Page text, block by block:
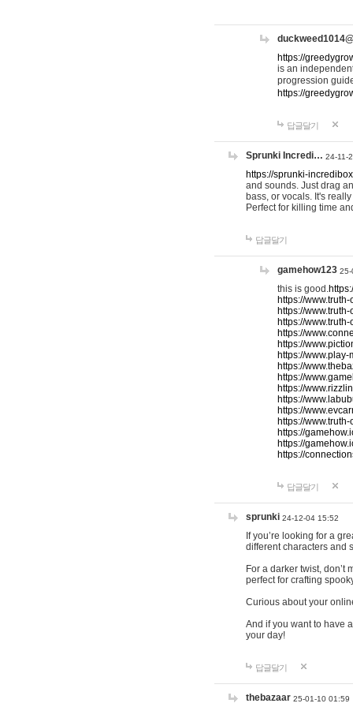
https://
is an
progression
https://
답글달기
Sprunki Incredi… 24-11-
https://sprunki-
and sounds. Just drag
bass, or vocals. It's
Perfect for killing time
답글달기
gamehow123 25-
this is good.
https://
https://
https://
https://
https://
https://
https://
https://
https://
https://
https://
https://
https://
https://
https://
답글달기
sprunki 24-12-04 15:52
If you’re looking for a
different characters and
For a darker twist, don’t
perfect for crafting
Curious about your
And if you want to have
your day!
답글달기
thebazaar 25-01-10 01:59